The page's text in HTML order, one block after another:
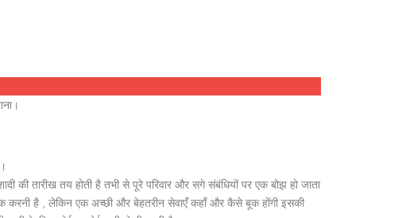
की तारीख तय होती है तभी से पूरे परिवार और सगे संबंधियों पर एक बोझ हो जाता
करनी है , लेकिन एक अच्छी और बेहतरीन सेवाएँ कहाँ और कैसे बूक होंगी इसकी